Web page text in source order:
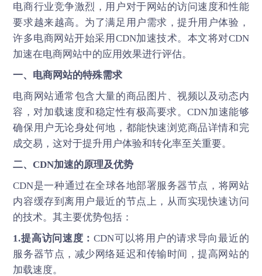
电商行业竞争激烈，用户对于网站的访问速度和性能
要求越来越高。为了满足用户需求，提升用户体验，
许多电商网站开始采用 CDN加速技术。本文将对CDN
加速在电商网站中的应用效果进行评估。
一、电商网站的特殊需求
电商网站通常包含大量的商品图片、视频以及动态内
容，对加载速度和稳定性有极高要求。CDN加速能够
确保用户无论身处何地，都能快速浏览商品详情和完
成交易，这对于提升用户体验和转化率至关重要。
二、CDN加速的原理及优势
CDN是一种通过在全球各地部署服务器节点，将网站
内容缓存到离用户最近的节点上，从而实现快速访问
的技术。其主要优势包括：
1.提高访问速度：CDN可以将用户的请求导向最近的
服务器节点，减少网络延迟和传输时间，提高网站的
加载速度。